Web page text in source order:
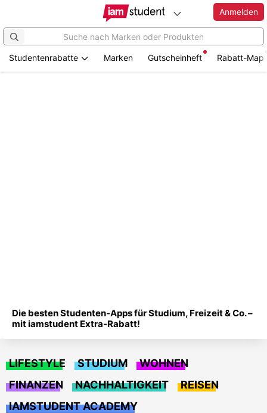
Anmelden
Studentenrabatte Marken Gutscheinheft Rabatt-Map
Die besten Studenten-Apps für Studium, Freizeit & Co. –
mit iamstudent Extra-Rabatt!
LIFESTYLE STUDIUM
WOHNEN
FINANZEN
NACHHALTIGKEIT
REISEN
IAMSTUDENT ACADEMY